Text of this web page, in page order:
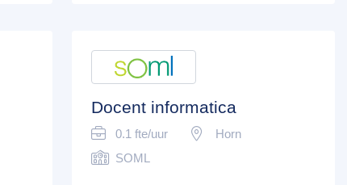
Docent informatica
0.1 fte/uur
Horn
SOML